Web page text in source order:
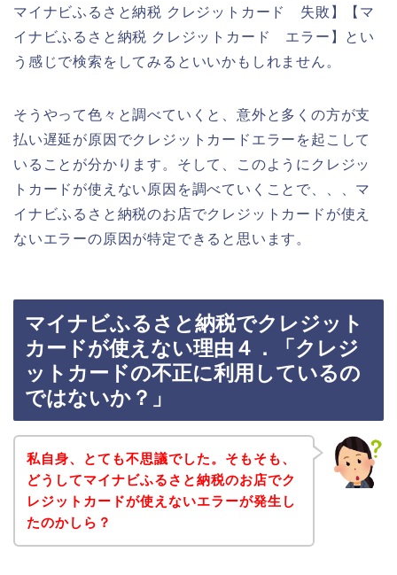
マイナビふるさと納税 クレジットカード 失敗】【マ
イナビふるさと納税 クレジットカード エラー】とい
う感じで検索をしてみるといいかもしれません。
そうやって色々と調べていくと、意外と多くの方が支
払い遅延が原因でクレジットカードエラーを起こして
いることが分かります。そして、このようにクレジッ
トカードが使えない原因を調べていくことで、、、マ
イナビふるさと納税のお店でクレジットカードが使え
ないエラーの原因が特定できると思います。
マイナビふるさと納税でクレジット
カードが使えない理由４．「クレジ
ットカードの不正に利用しているの
ではないか？」
私自身、とても不思議でした。そもそも、
どうしてマイナビふるさと納税のお店でク
レジットカードが使えないエラーが発生し
たのかしら？